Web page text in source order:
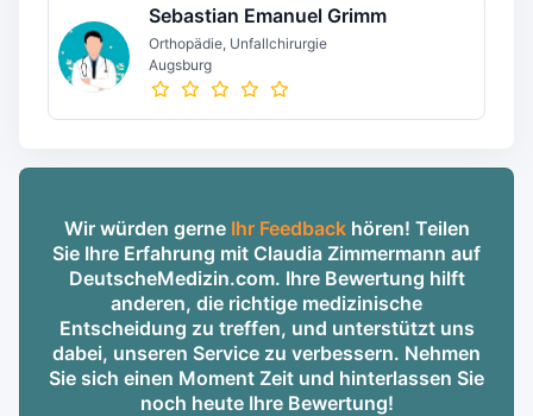
Sebastian Emanuel Grimm
Orthopädie, Unfallchirurgie
Augsburg
Wir würden gerne Ihr Feedbackhören! Teilen
Sie Ihre Erfahrung mit Claudia Zimmermann auf
DeutscheMedizin.com. Ihre Bewertung hilft
anderen, die richtige medizinische
Entscheidung zu treffen, und unterstützt uns
dabei, unseren Service zu verbessern. Nehmen
Sie sich einen Moment Zeit und hinterlassen Sie
noch heute Ihre Bewertung!